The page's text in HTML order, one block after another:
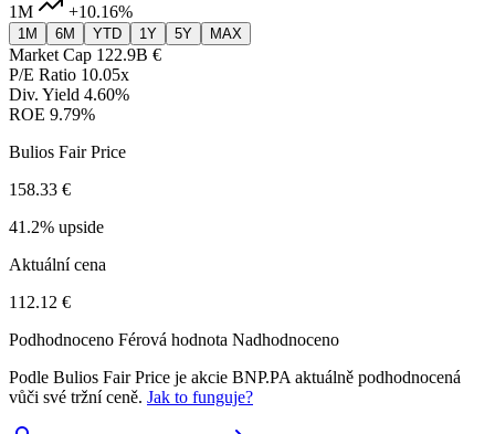
1M
+10.16%
1M 6M YTD 1Y 5Y MAX
Market Cap 122.9B €
P/E Ratio 10.05x
Div. Yield 4.60%
ROE 9.79%
Bulios Fair Price
158.33 €
41.2% upside
Aktuální cena
112.12 €
Podhodnoceno Férová hodnota Nadhodnoceno
Podle Bulios Fair Price je akcie BNP.PA aktuálně podhodnocená
vůči své tržní ceně. Jak to funguje?